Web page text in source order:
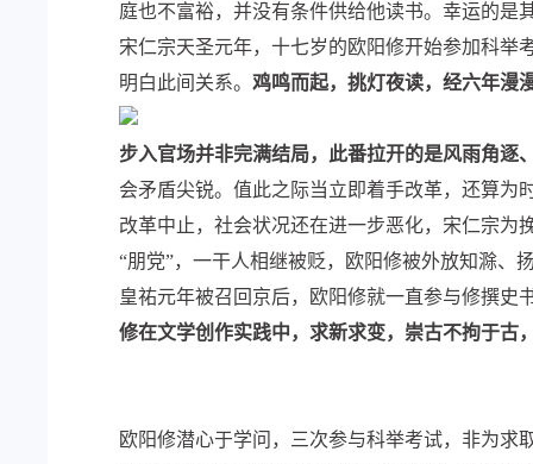
庭也不富裕，并没有条件供给他读书。幸运的是
宋仁宗天圣元年，十七岁的欧阳修开始参加科举
明白此间关系。 鸡鸣而起，挑灯夜读，经六年漫
步入官场并非完满结局，此番拉开的是风雨角逐
会矛盾尖锐。值此之际当立即着手改革，还算为
改革中止，社会状况还在进一步恶化，宋仁宗为
“朋党”，一干人相继被贬，欧阳修被外放知滁、
皇祐元年被召回京后，欧阳修就一直参与修撰史
修在文学创作实践中，求新求变，崇古不拘于古
欧阳修潜心于学问，三次参与科举考试，非为